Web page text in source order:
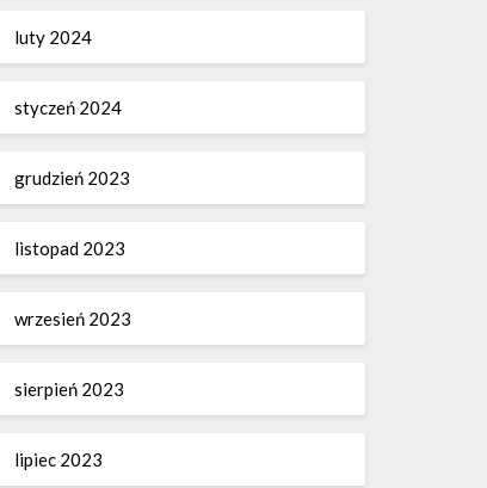
luty 2024
styczeń 2024
grudzień 2023
listopad 2023
wrzesień 2023
sierpień 2023
lipiec 2023